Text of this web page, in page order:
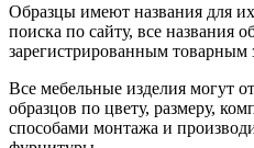
Образцы имеют названия для
поиска по сайту, все названия
зарегистрированным товарным
Все мебельные изделия могут
образцов по цвету, размеру,
способами монтажа и